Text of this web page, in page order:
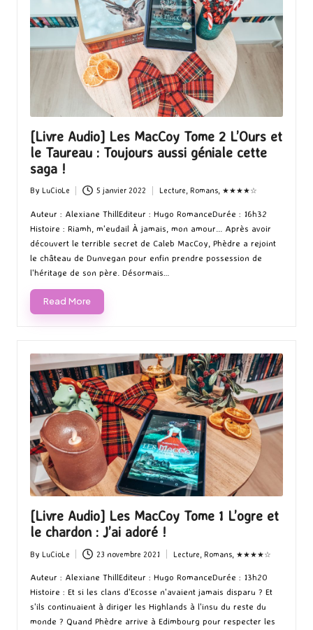
[Livre Audio] Les MacCoy Tome 2 L’Ours et
le Taureau : Toujours aussi géniale cette
saga !
Posted
by
By LuCioLe 5 janvier 2022
in
Lecture, Romans, ★★★★☆
Auteur : Alexiane ThillEditeur : Hugo RomanceDurée : 16h32
Histoire : Riamh, m'eudail À jamais, mon amour... Après avoir
découvert le terrible secret de Caleb MacCoy, Phèdre a rejoint
le château de Dunvegan pour enfin prendre possession de
l'héritage de son père. Désormais…
Read More
[Livre Audio] Les MacCoy Tome 1 L’ogre et
le chardon : J’ai adoré !
Posted
by
By LuCioLe 23 novembre 2021
Posted
in
Lecture Romans, ★★★★☆
Auteur : Alexiane ThillEditeur : Hugo RomanceDurée : 13h20
Histoire : Et si les clans d'Ecosse n'avaient jamais disparu ? Et
s'ils continuaient à diriger les Highlands à l'insu du reste du
monde ? Quand Phèdre arrive à Edimbourg pour respecter les